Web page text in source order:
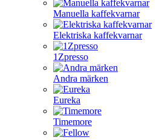
Manuella kaffekvarnar
Elektriska kaffekvarnar
1Zpresso
Andra märken
Eureka
Timemore